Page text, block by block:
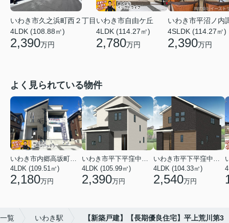
いわき市久之浜町西２丁目
4LDK (108.88㎡)
2,390万円
いわき市自由ケ丘
4LDK (114.27㎡)
2,780万円
いわき市平沼ノ内
4SLDK (114.27㎡)
2,390万円
よく見られている物件
いわき市内郷高坂町２丁目
4LDK (109.51㎡)
2,180万円
いわき市平下平窪中島町
4LDK (105.99㎡)
2,390万円
いわき市平下平窪中島町
4LDK (104.33㎡)
2,540万円
覧 いわき駅 【新築戸建】【長期優良住宅】平上荒川第3